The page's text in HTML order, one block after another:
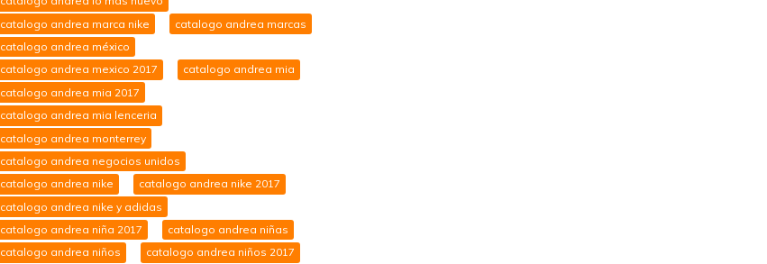
catalogo andrea marca nike
catalogo andrea marcas
catalogo andrea méxico
catalogo andrea mexico 2017
catalogo andrea mia
catalogo andrea mia 2017
catalogo andrea mia lenceria
catalogo andrea monterrey
catalogo andrea negocios unidos
catalogo andrea nike
catalogo andrea nike 2017
catalogo andrea nike y adidas
catalogo andrea niña 2017
catalogo andrea niñas
catalogo andrea niños
catalogo andrea niños 2017